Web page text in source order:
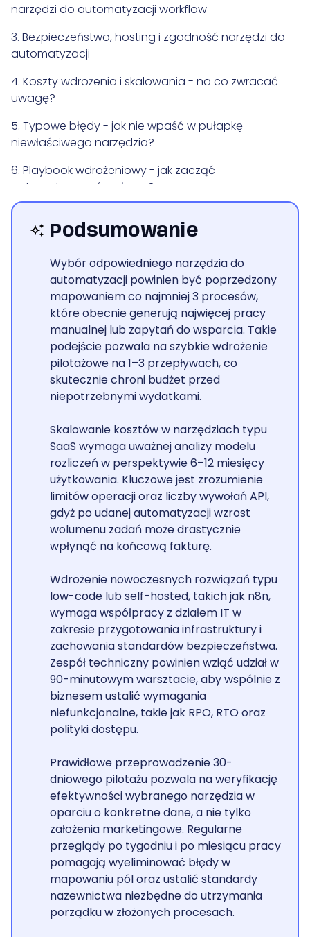
narzędzi do automatyzacji workflow
3. Bezpieczeństwo, hosting i zgodność narzędzi do
automatyzacji
4. Koszty wdrożenia i skalowania - na co zwracać
uwagę?
5. Typowe błędy - jak nie wpaść w pułapkę
niewłaściwego narzędzia?
6. Playbook wdrożeniowy - jak zacząć
automatyzować z głową?
7. Checklista zgodności i TCO (total cost of
ownership)
8. Podsumowanie
Podsumowanie
Wybór odpowiedniego narzędzia do
automatyzacji powinien być poprzedzony
mapowaniem co najmniej 3 procesów,
które obecnie generują najwięcej pracy
manualnej lub zapytań do wsparcia. Takie
podejście pozwala na szybkie wdrożenie
pilotażowe na 1–3 przepływach, co
skutecznie chroni budżet przed
niepotrzebnymi wydatkami.
Skalowanie kosztów w narzędziach typu
SaaS wymaga uważnej analizy modelu
rozliczeń w perspektywie 6–12 miesięcy
użytkowania. Kluczowe jest zrozumienie
limitów operacji oraz liczby wywołań API,
gdyż po udanej automatyzacji wzrost
wolumenu zadań może drastycznie
wpłynąć na końcową fakturę.
Wdrożenie nowoczesnych rozwiązań typu
low-code lub self-hosted, takich jak n8n,
wymaga współpracy z działem IT w
zakresie przygotowania infrastruktury i
zachowania standardów bezpieczeństwa.
Zespół techniczny powinien wziąć udział w
90-minutowym warsztacie, aby wspólnie z
biznesem ustalić wymagania
niefunkcjonalne, takie jak RPO, RTO oraz
polityki dostępu.
Prawidłowe przeprowadzenie 30-
dniowego pilotażu pozwala na weryfikację
efektywności wybranego narzędzia w
oparciu o konkretne dane, a nie tylko
założenia marketingowe. Regularne
przeglądy po tygodniu i po miesiącu pracy
pomagają wyeliminować błędy w
mapowaniu pól oraz ustalić standardy
nazewnictwa niezbędne do utrzymania
porządku w złożonych procesach.